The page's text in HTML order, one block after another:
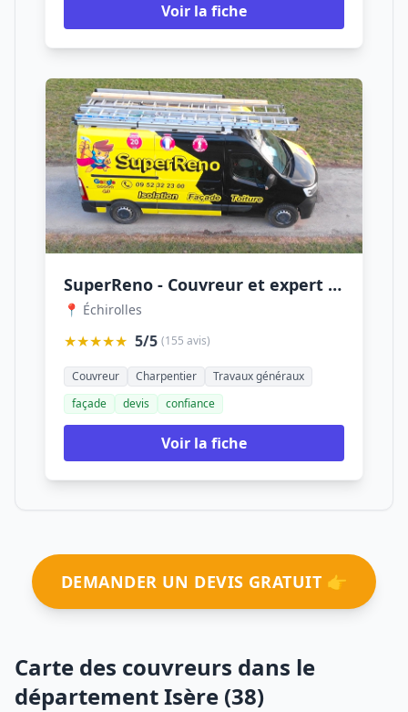
Voir la fiche
SuperReno - Couvreur et expert en rénovation
📍 Échirolles
★★★★★ 5/5 (155 avis)
Couvreur Charpentier
Travaux généraux
façade
devis confiance
Voir la fiche
DEMANDER UN DEVIS GRATUIT 👉
Carte des couvreurs dans le
département Isère (38)